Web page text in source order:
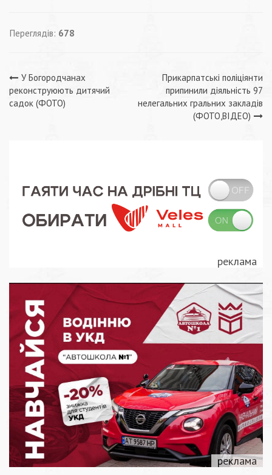
Переглядів: 678
Навігація
записів
У Богородчанах
реконструюють дитячий
садок (ФОТО)
Прикарпатські поліціянти
припинили діяльність 97
нелегальних гральних закладів
(ФОТО,ВІДЕО)